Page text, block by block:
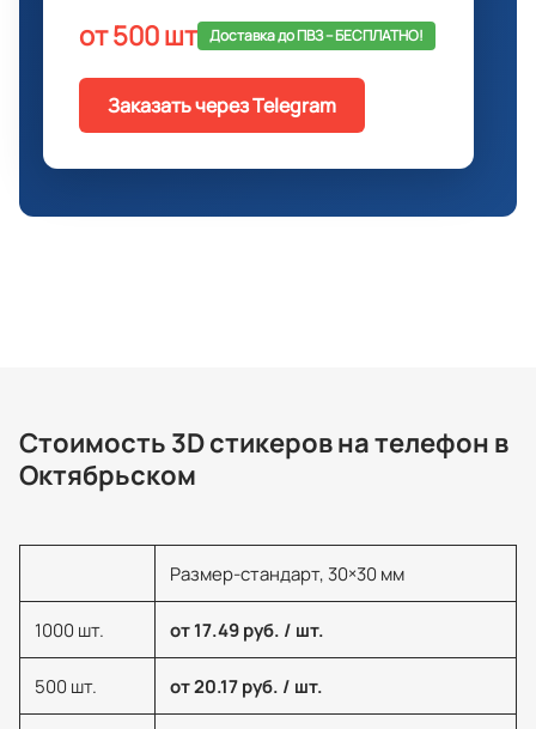
от 500 шт Доставка до ПВЗ -- БЕСПЛАТНО!
Заказать через Telegram
Стоимость 3D стикеров на телефон в
Октябрьском
Размер-стандарт, 30×30 мм
1000 шт. от 17.49 руб. / шт.
500 шт. от 20.17 руб. / шт.